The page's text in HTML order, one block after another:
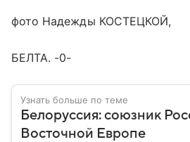
фото Надежды КОСТЕЦКОЙ,
БЕЛТА. -0-
Узнать больше по теме
Белоруссия: союзник
Восточной Европе